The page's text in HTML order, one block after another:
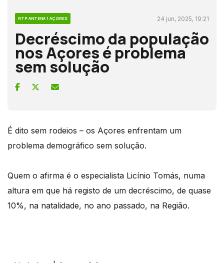
RTP ANTENA 1 AÇORES 24 jun, 2025, 19:21
Decréscimo da população
nos Açores é problema
sem solução
É dito sem rodeios – os Açores enfrentam um
problema demográfico sem solução.
Quem o afirma é o especialista Licínio Tomás, numa
altura em que há registo de um decréscimo, de quase
10%, na natalidade, no ano passado, na Região.